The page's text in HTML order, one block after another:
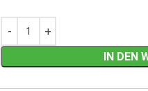
IN DEN